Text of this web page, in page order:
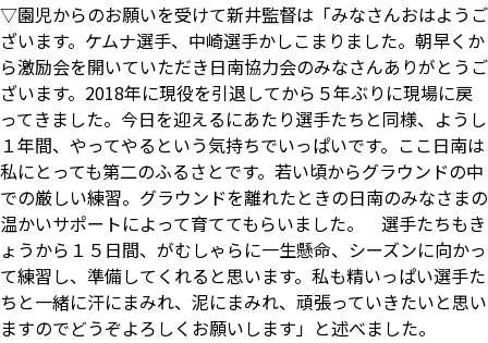
▽園児からのお願いを受けて新井監督は「みなさんおはようご
ざいます。ケムナ選手、中崎選手かしこまりました。朝早くか
ら激励会を開いていただき日南協力会のみなさんありがとうご
ざいます。2018年に現役を引退してから５年ぶりに現場に戻
ってきました。今日を迎えるにあたり選手たちと同様、ようし
１年間、やってやるという気持ちでいっぱいです。ここ日南は
私にとっても第二のふるさとです。若い頃からグラウンドの中
での厳しい練習。グラウンドを離れたときの日南のみなさまの
温かいサポートによって育ててもらいました。 選手たちもき
ょうから１５日間、がむしゃらに一生懸命、シーズンに向かっ
て練習し、準備してくれると思います。私も精いっぱい選手た
ちと一緒に汗にまみれ、泥にまみれ、頑張っていきたいと思い
ますのでどうぞよろしくお願いします」と述べました。